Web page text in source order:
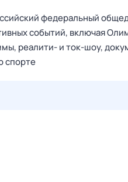
федеральный
событий, включая
реалити- и ток-шоу,
спорте